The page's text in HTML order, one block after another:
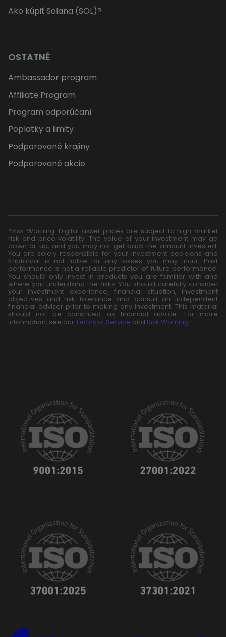
Ako kúpiť Solana (SOL)?
OSTATNÉ
Ambassador program
Affiliate Program
Program odporúčaní
Poplatky a limity
Podporované krajiny
Podporované akcie
*Risk Warning: Digital asset prices are subject to high market
risk and price volatility. The value of your investment may go
down or up, and you may not get back the amount invested.
You are solely responsible for your investment decisions and
Kriptomat is not liable for any losses you may incur. Past
performance is not a reliable predictor of future performance.
You should only invest in products you are familiar with and
where you understand the risks. You should carefully consider
your investment experience, financial situation, investment
objectives and risk tolerance and consult an independent
financial adviser prior to making any investment. This material
should not be construed as financial advice. For more
information, see our Terms of Service and Risk Warning.